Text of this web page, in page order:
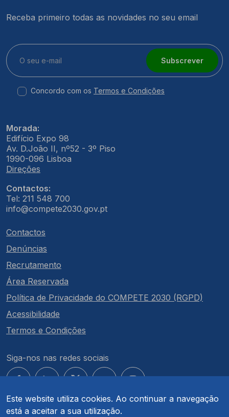
Este website utiliza cookies. Ao continuar a navegação
está a aceitar a sua utilização.
Receba primeiro todas as novidades no seu email
Subscrever
Concordo com os Termos e Condições
Morada:
Edifício Expo 98
Av. D.João II, nº52 - 3º Piso
1990-096 Lisboa
Direções
Contactos:
Tel: 211 548 700
info@compete2030.gov.pt
Contactos
Denúncias
Recrutamento
Área Reservada
Política de Privacidade do COMPETE 2030 (RGPD)
Acessibilidade
Termos e Condições
Siga-nos nas redes sociais